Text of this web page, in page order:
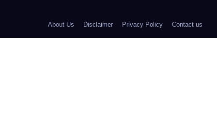
About Us Disclaimer Privacy Policy Contact us